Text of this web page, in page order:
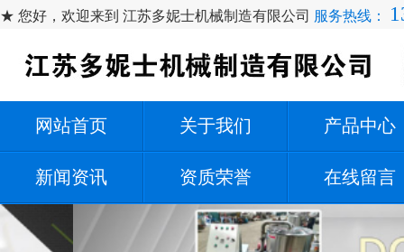
★ 您好，欢迎来到 江苏多妮士机械制造有限公司 服务热线：
网站首页 关于我们 产品中心
新闻资讯 资质荣誉 在线留言